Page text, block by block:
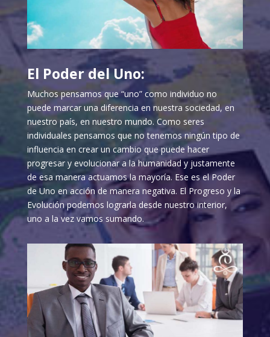
El Poder del Uno:
Muchos pensamos que “uno” como individuo no
puede marcar una diferencia en nuestra sociedad, en
nuestro país, en nuestro mundo. Como seres
individuales pensamos que no tenemos ningún tipo de
influencia en crear un cambio que puede hacer
progresar y evolucionar a la humanidad y justamente
de esa manera actuamos la mayoría. Ese es el Poder
de Uno en acción de manera negativa. El Progreso y la
Evolución podemos lograrla desde nuestro interior,
uno a la vez vamos sumando.